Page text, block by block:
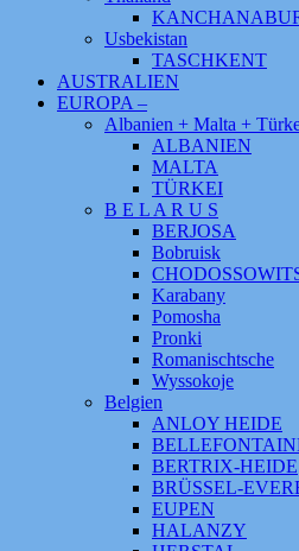
Usbekistan
TASCHKENT
AUSTRALIEN
EUROPA –
Albanien + Malta +
ALBANIEN
MALTA
TÜRKEI
B E L A R U S
BERJOSA
Bobruisk
Karabany
Pomosha
Pronki
Romanischtsche
Wyssokoje
Belgien
ANLOY HEIDE
BERTRIX-HEIDE
BRÜSSEL-
EUPEN
HALANZY